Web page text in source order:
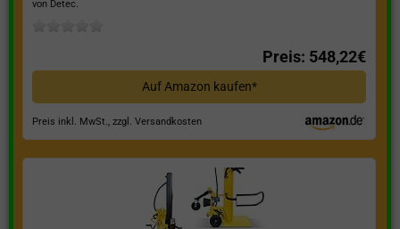
von Detec.
Preis: 548,22€
Auf Amazon kaufen*
Preis inkl. MwSt., zzgl. Versandkosten